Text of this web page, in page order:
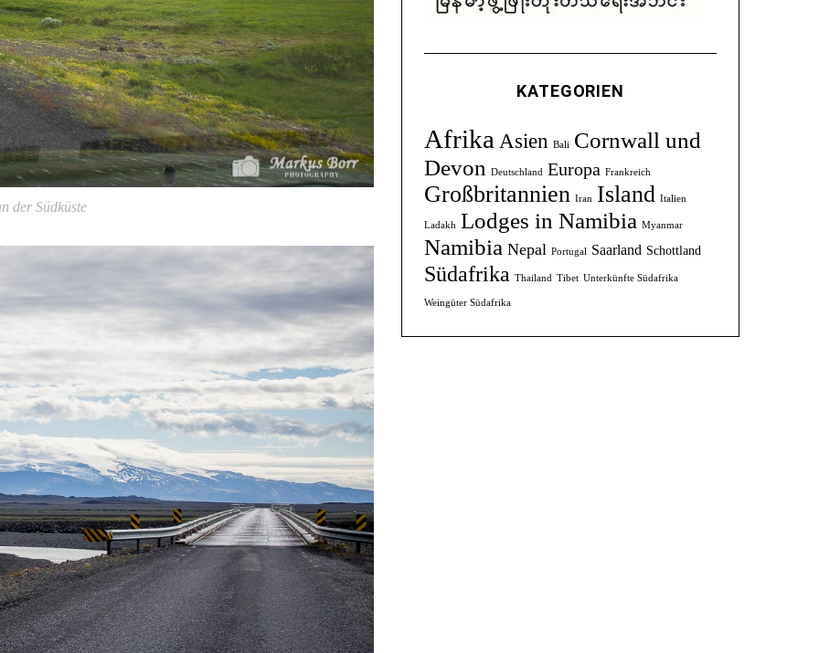
der Südküste
KATEGORIEN
Afrika Asien Bali
Cornwall und
Devon
Deutschland Europa Frankreich
Großbritannien Iran Island Italien
Ladakh Lodges in Namibia Myanmar
Namibia Nepal Portugal Saarland Schottland
Südafrika Thailand Tibet Unterkünfte Südafrika
Weingüter Südafrika